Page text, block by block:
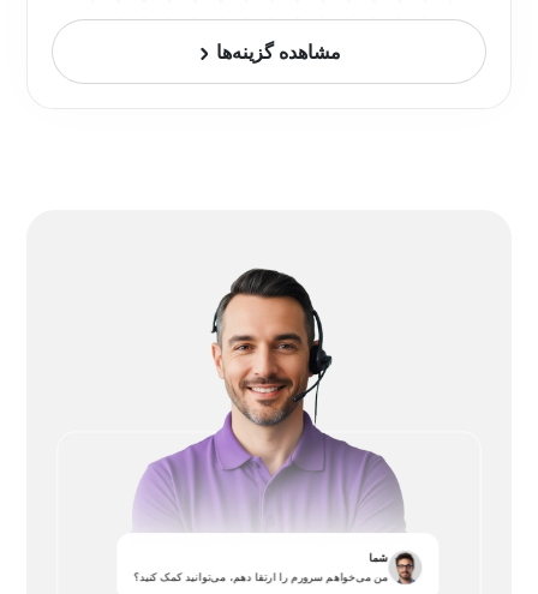
مشاهده گزینه‌ها
شما
من می‌خواهم سرورم را ارتقا دهم، می‌توانید کمک کنید؟